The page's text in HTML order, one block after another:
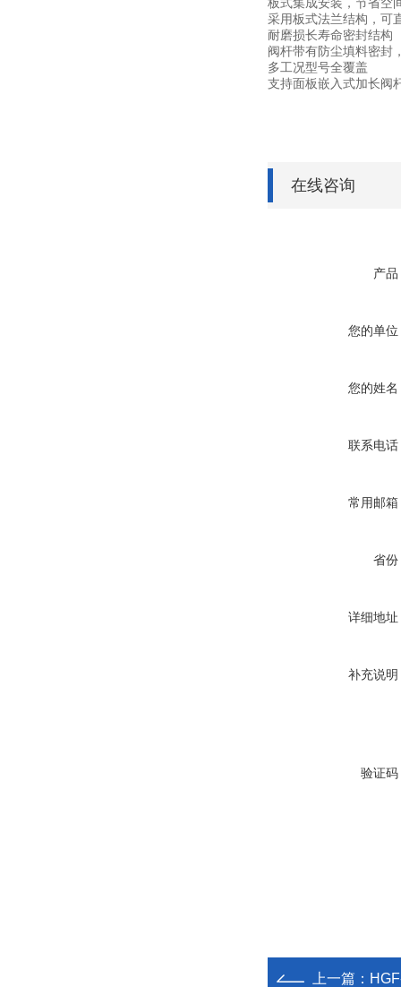
采用板式法兰结构，可
耐磨损长寿命密封结构
阀杆带有防尘填料密封
多工况型号全覆盖
支持面板嵌入式加长阀
在线咨询
产品
您的单位
您的姓名
联系电话
常用邮箱
省份
详细地址
补充说明
验证码
上一篇：